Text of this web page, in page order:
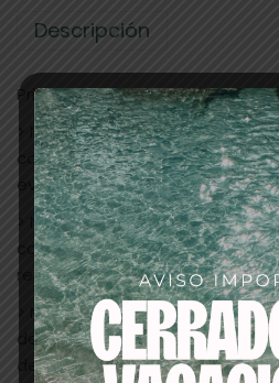
Descripción
Principios activos:
> Nanomoléculas de
córtex como la cutícula.
evita picores e irritaciones. De
> Nanomoléculas de
cabello los elementos nutritivos
renovación. Proteína vegetal.
> Micromoléculas de lípidos:
de la cutícula y las unen al
del cabello.